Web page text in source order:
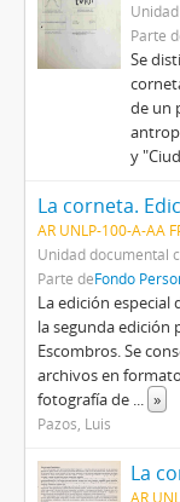
Parte
Se
de un
y
La corneta.
AR UNLP-100-A-AA
Unidad documental
Parte deFondo
La edición
la segunda edición
Escombros. Se
archivos en
fotografía de ... »
Pazos, Luis
AR